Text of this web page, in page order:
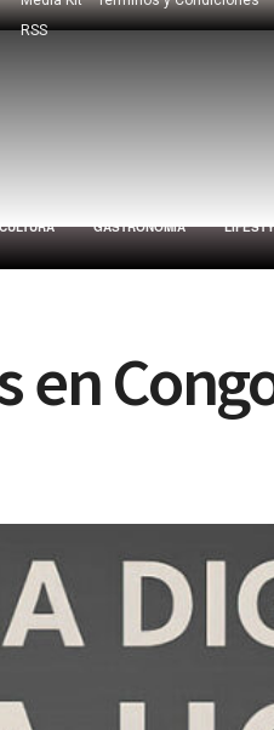
RSS
CULTURA GASTRONOMÍA
en